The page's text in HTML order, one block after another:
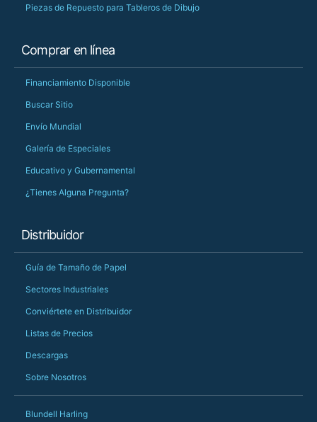
Piezas de Repuesto para Tableros de Dibujo
Comprar en línea
Financiamiento Disponible
Buscar Sitio
Envío Mundial
Galería de Especiales
Educativo y Gubernamental
¿Tienes Alguna Pregunta?
Distribuidor
Guía de Tamaño de Papel
Sectores Industriales
Conviértete en Distribuidor
Listas de Precios
Descargas
Sobre Nosotros
Blundell Harling